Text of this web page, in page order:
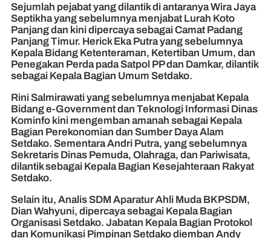
Sejumlah pejabat yang dilantik di antaranya Wira Jaya
Septikha yang sebelumnya menjabat Lurah Koto
Panjang dan kini dipercaya sebagai Camat Padang
Panjang Timur. Herick Eka Putra yang sebelumnya
Kepala Bidang Ketenteraman, Ketertiban Umum, dan
Penegakan Perda pada Satpol PP dan Damkar, dilantik
sebagai Kepala Bagian Umum Setdako.
Rini Salmirawati yang sebelumnya menjabat Kepala
Bidang e-Government dan Teknologi Informasi Dinas
Kominfo kini mengemban amanah sebagai Kepala
Bagian Perekonomian dan Sumber Daya Alam
Setdako. Sementara Andri Putra, yang sebelumnya
Sekretaris Dinas Pemuda, Olahraga, dan Pariwisata,
dilantik sebagai Kepala Bagian Kesejahteraan Rakyat
Setdako.
Selain itu, Analis SDM Aparatur Ahli Muda BKPSDM,
Dian Wahyuni, dipercaya sebagai Kepala Bagian
Organisasi Setdako. Jabatan Kepala Bagian Protokol
dan Komunikasi Pimpinan Setdako diemban Andy